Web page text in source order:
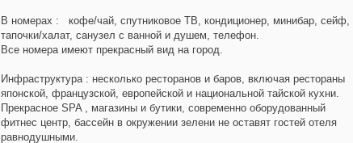
В номерах : кофе/чай, спутниковое ТВ, кондиционер, минибар, сейф,
тапочки/халат, санузел с ванной и душем, телефон.
Все номера имеют прекрасный вид на город.
Инфраструктура: несколько ресторанов и баров, включая рестораны
японской, французской, европейской и национальной тайской кухни.
Прекрасное SPA , магазины и бутики, современно оборудованный
фитнес центр, бассейн в окружении зелени не оставят гостей отеля
равнодушными.